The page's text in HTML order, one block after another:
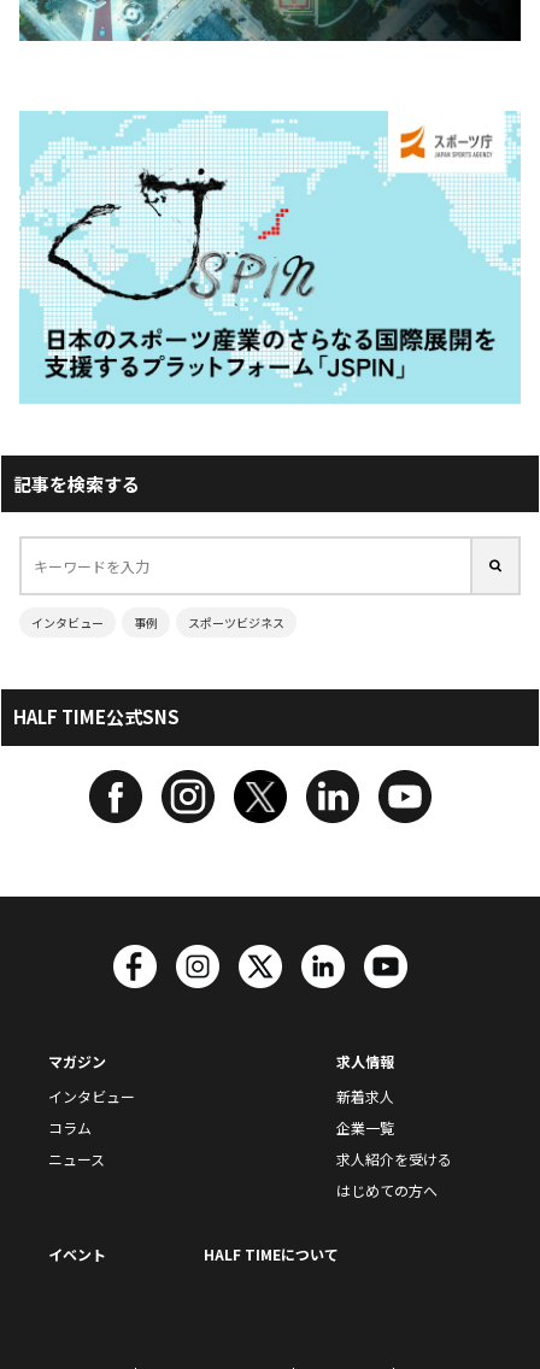
記事を検索する
インタビュー 事例 スポーツビジネス
HALF TIME公式SNS
マガジン
インタビュー
コラム
ニュース
求人情報
新着求人
企業一覧
求人紹介を受ける
はじめての方へ
イベント HALF TIMEについて